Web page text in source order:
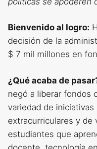
Bienvenido al logro:
decisión de la
$ 7 mil millones en
¿Qué acaba de
negó a liberar fondos
variedad de
extracurriculares y de
estudiantes que